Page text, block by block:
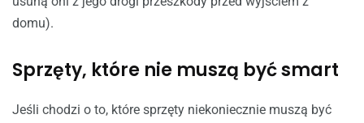
domu).
Sprzęty, które nie muszą być smart
Jeśli chodzi o to, które sprzęty niekoniecznie muszą być